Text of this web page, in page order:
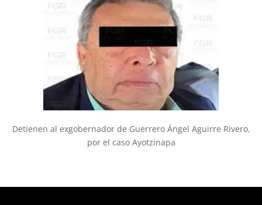
Detienen al exgobernador de Guerrero Ángel Aguirre Rivero,
por el caso Ayotzinapa